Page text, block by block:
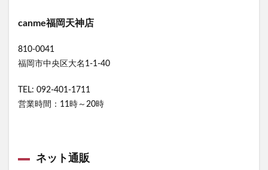
canme福岡天神店
810-0041
福岡市中央区大名1-1-40
TEL: 092-401-1711
営業時間：11時～20時
ネット通販